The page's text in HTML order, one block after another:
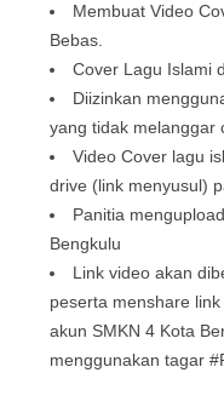
Membuat Video
Bebas.
Cover Lagu Islami
Diizinkan
yang tidak melanggar
Video Cover lagu
drive (link menyusul)
Panitia
Bengkulu
Link video akan
peserta menshare
akun SMKN 4 Kota
menggunakan tagar